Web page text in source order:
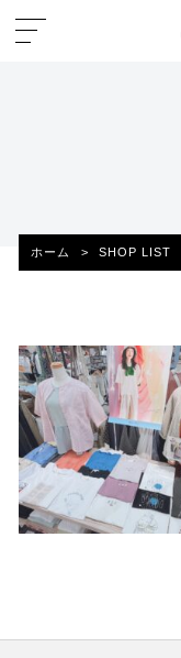
ホーム > SHOP LIST